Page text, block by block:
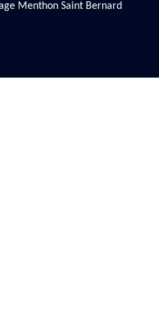
Menthon Saint Bernard